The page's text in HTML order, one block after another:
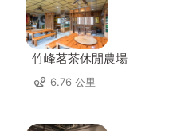
竹峰茗茶休閒農場
6.76 公里